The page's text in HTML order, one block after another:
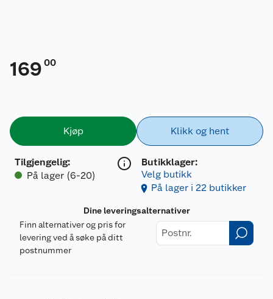
169 00
Kjøp
Tilgjengelig:
På lager (6-20)
Klikk og hent
Butikklager:
Velg butikk
På lager i 22 butikker
Dine leveringsalternativer
Finn alternativer og pris for
levering ved å søke på ditt
postnummer